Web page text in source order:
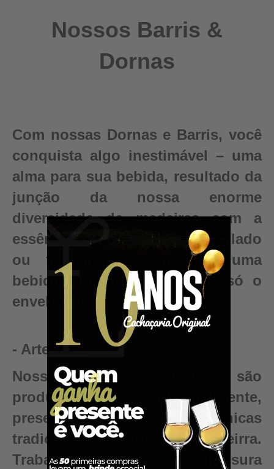
Nossos Barris &
Dornas
Com nossas Dornas e Barris, você
conquista algo inestimável – uma
alma para sua bebida, resultado da
junção da nossa enorme
diversidade de madeiras com a
essência e pureza do seu destilado
ou fermentado. Conquiste uma
bebida autêntica, valor que só o
envelhecimento pode criar.
- Artesanal
Nossos barris e dornas são
produzidos artesanalmente,
preservando as técnicas
tradicionais da Tanoaria Brasileirra.
Trabalhamos com uma espessura